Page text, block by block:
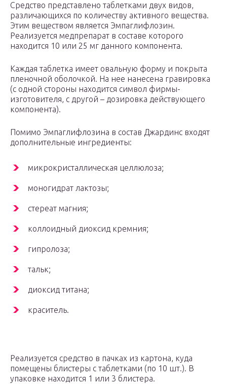
Средство представлено таблетками двух видов,
различающихся по количеству активного вещества.
Этим веществом является Эмпаглифлозин.
Реализуется медпрепарат в составе которого
находится 10 или 25 мг данного компонента.
Каждая таблетка имеет овальную форму и покрыта
пленочной оболочкой. На нее нанесена гравировка
(с одной стороны находится символ фирмы-
изготовителя, с другой – дозировка действующего
компонента).
Помимо Эмпаглифлозина в состав Джардинс входят
дополнительные ингредиенты:
микрокристаллическая целлюлоза;
моногидрат лактозы;
стереат магния;
коллоидный диоксид кремния;
гипролоза;
тальк;
диоксид титана;
краситель.
Реализуется средство в пачках из картона, куда
помещены блистеры с таблетками (по 10 шт.). В
упаковке находится 1 или 3 блистера.